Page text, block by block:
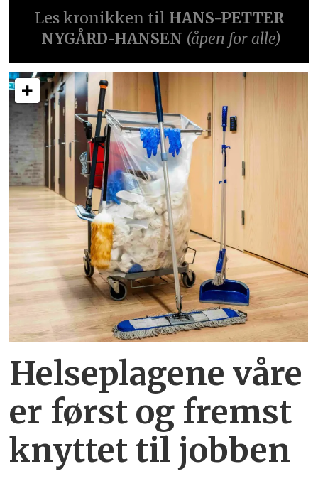
Les kronikken til HANS-PETTER
NYGÅRD-HANSEN (åpen for alle)
Helseplagene våre
er først og fremst
knyttet til jobben